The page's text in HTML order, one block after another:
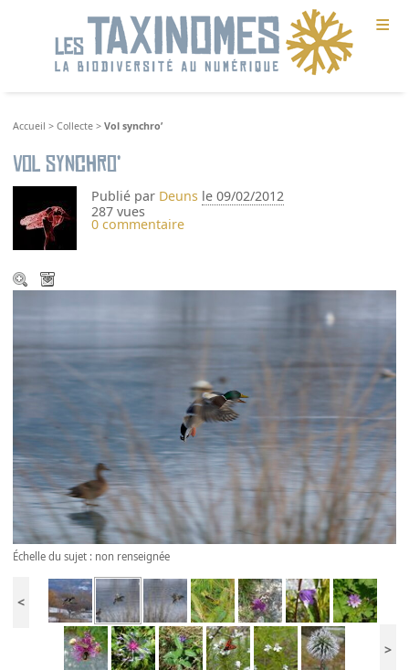
≡
Accueil >Collecte >Vol synchro’
Vol synchro’
Publié par Deuns le 09/02/2012
287 vues
0 commentaire
Échelle du sujet : non renseignée
<
>